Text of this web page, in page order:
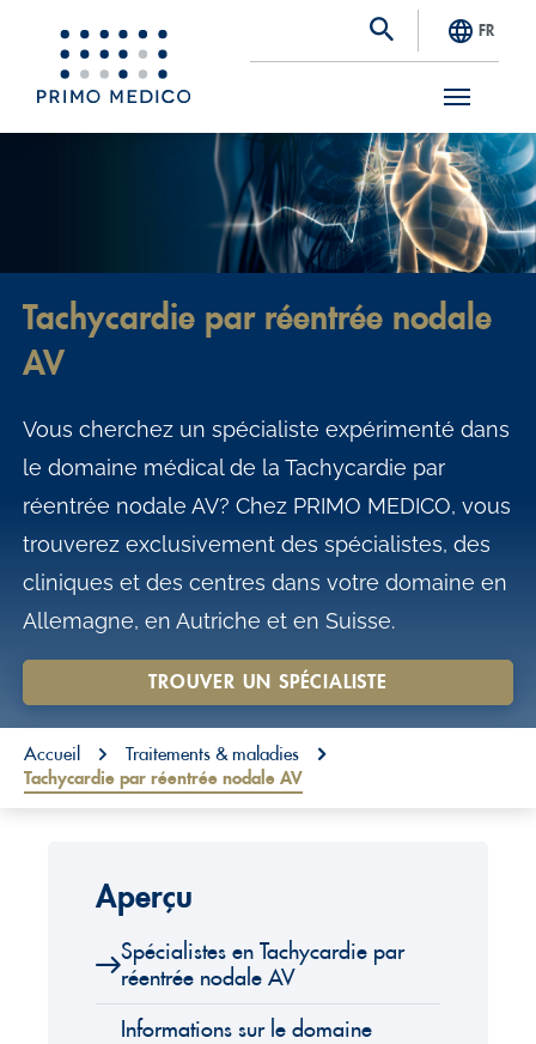
S
FR
Tachycardie par réentrée nodale
AV
Vous cherchez un spécialiste expérimenté dans
le domaine médical de la Tachycardie par
réentrée nodale AV? Chez PRIMO MEDICO, vous
trouverez exclusivement des spécialistes, des
cliniques et des centres dans votre domaine en
Allemagne, en Autriche et en Suisse.
TROUVER UN SPÉCIALISTE
You are here:
Accueil
Traitements & maladies
Tachycardie par réentrée nodale AV
Aperçu
Spécialistes en Tachycardie par
réentrée nodale AV
Informations sur le domaine